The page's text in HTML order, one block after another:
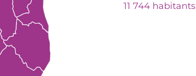
11 744 habitants